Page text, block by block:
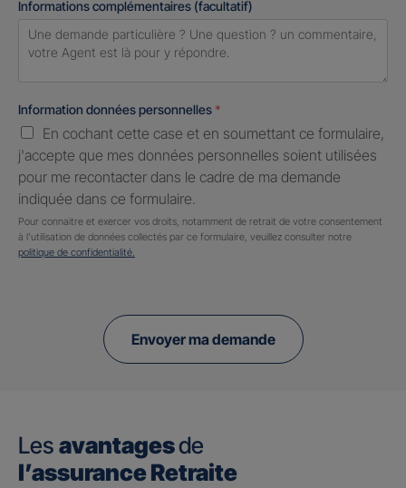
Informations complémentaires (facultatif)
Information données personnelles *
En cochant cette case et en soumettant ce formulaire,
j'accepte que mes données personnelles soient utilisées
pour me recontacter dans le cadre de ma demande
indiquée dans ce formulaire.
Pour connaitre et exercer vos droits, notamment de retrait de votre consentement
à l'utilisation de données collectés par ce formulaire, veuillez consulter notre
politique de confidentialité.
Envoyer ma demande
Les avantagesde
l’assurance Retraite